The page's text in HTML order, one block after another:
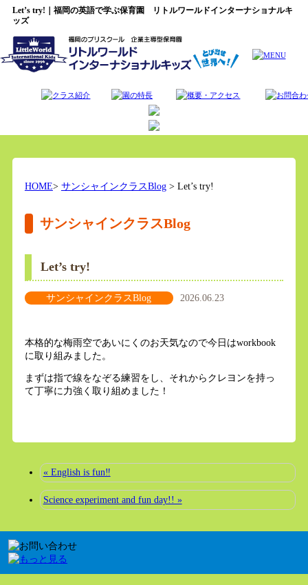
Let’s try!｜福岡の英語で学ぶ保育園 リトルワールドインターナショナルキ
ッズ
HOME> サンシャインクラスBlog> Let’s try!
サンシャインクラスBlog
Let’s try!
サンシャインクラスBlog 2026.06.23
本格的な梅雨空であいにくのお天気なので今日はworkbook
に取り組みました。
まずは指で線をなぞる練習をし、それからクレヨンを持っ
て丁寧に力強く取り組めました！
« English is fun‼️
Science experiment and fun day!! »